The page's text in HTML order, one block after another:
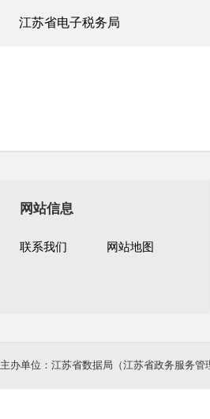
江苏省电子税务局
网站信息
联系我们 网站地图
主办单位：江苏省数据局（江苏省政务服务管